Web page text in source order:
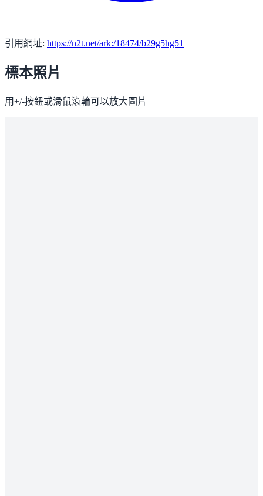
引用網址: https://n2t.net/ark:/18474/b29g5hg51
標本照片
用+/-按鈕或滑鼠滾輪可以放大圖片